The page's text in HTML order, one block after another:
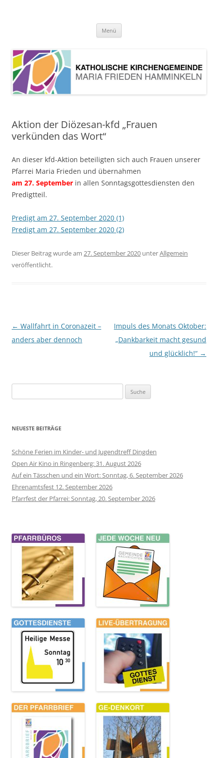
Menü
Aktion der Diözesan-kfd „Frauen
verkünden das Wort“
An dieser kfd-Aktion beteiligten sich auch Frauen unserer
Pfarrei Maria Frieden und übernahmen
am 27. September in allen Sonntagsgottesdiensten den
Predigtteil.
Predigt am 27. September 2020 (1)
Predigt am 27. September 2020 (2)
Dieser Beitrag wurde am 27. September 2020 unterAllgemein
veröffentlicht.
Beitrags-
Navigation
← Wallfahrt in Coronazeit –
anders aber dennoch
Impuls des Monats Oktober:
„Dankbarkeit macht gesund
und glücklich!“ →
nach:
NEUESTE BEITRÄGE
Schöne Ferien im Kinder- und Jugendtreff Dingden
Open Air Kino in Ringenberg: 31. August 2026
Auf ein Tässchen und ein Wort: Sonntag, 6. September 2026
Ehrenamtsfest 12. September 2026
Pfarrfest der Pfarrei: Sonntag, 20. September 2026